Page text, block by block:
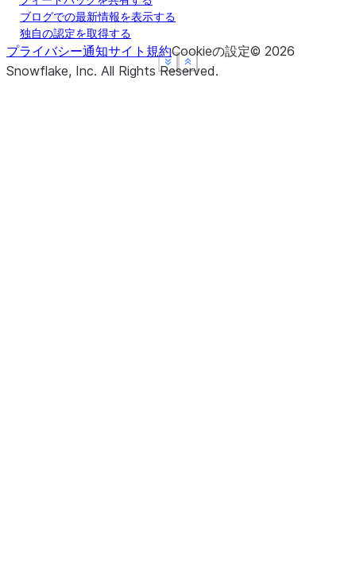
Show less
See more
Show less
See more
Show less
See more
ブログでの最新情報を表示する
独自の認定を取得する
プライバシー通知サイト規約Cookieの設定© 2026
Snowflake, Inc. All Rights Reserved.